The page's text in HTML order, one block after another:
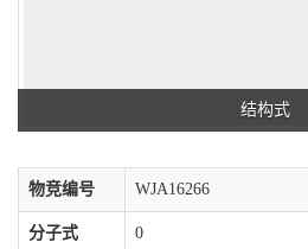
结构式
物竞编号 WJA16266
分子式 0